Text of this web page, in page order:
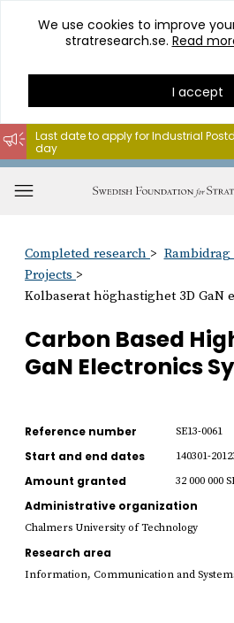
Go
content
We use cookies to improve
stratresearch.se. Read
I accept
Last date to apply for Industrial
day
Completed research
Rambidrag
Projects
Kolbaserat höghastighet 3D GaN
Carbon Based
GaN Electronics
Reference number SE13-0061
Start and end dates 140301-
Amount granted 32 000 000
Administrative organization
Chalmers University of Technology
Research area
Information, Communication and